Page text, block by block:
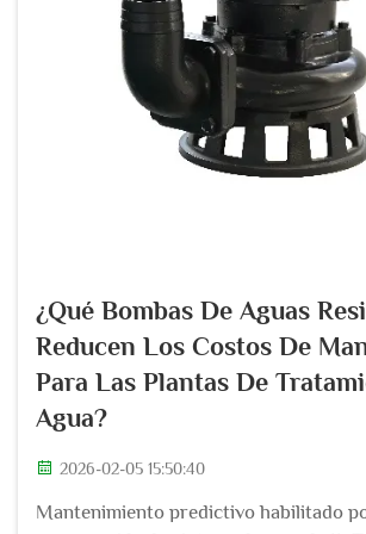
¿Qué Bombas De Aguas
Reducen Los Costos De
Para Las Plantas De
Agua?
2026-02-05 15:50:40
Mantenimiento predictivo habilitado